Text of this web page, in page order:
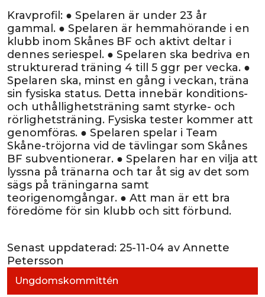
Ungdomskommittén
Kravprofil: ● Spelaren är under 23 år
gammal. ● Spelaren är hemmahörande i en
klubb inom Skånes BF och aktivt deltar i
dennes seriespel. ● Spelaren ska bedriva en
strukturerad träning 4 till 5 ggr per vecka. ●
Spelaren ska, minst en gång i veckan, träna
sin fysiska status. Detta innebär konditions-
och uthållighetsträning samt styrke- och
rörlighetsträning. Fysiska tester kommer att
genomföras. ● Spelaren spelar i Team
Skåne-tröjorna vid de tävlingar som Skånes
BF subventionerar. ● Spelaren har en vilja att
lyssna på tränarna och tar åt sig av det som
sägs på träningarna samt
teorigenomgångar. ● Att man är ett bra
föredöme för sin klubb och sitt förbund.
Senast uppdaterad: 25-11-04 av Annette
Petersson